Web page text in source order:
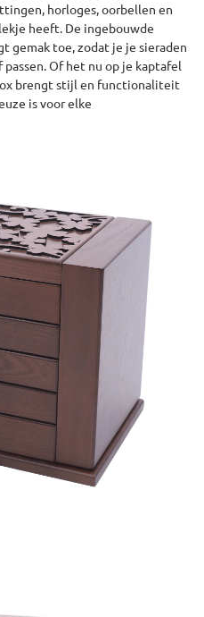
horloges, oorbellen en
heeft. De ingebouwde
gemak toe, zodat je je sieraden
Of het nu op je kaptafel
brengt stijl en functionaliteit
is voor elke